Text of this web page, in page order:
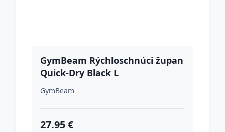
GymBeam Rýchloschnúci župan
Quick-Dry Black L
GymBeam
27.95 €